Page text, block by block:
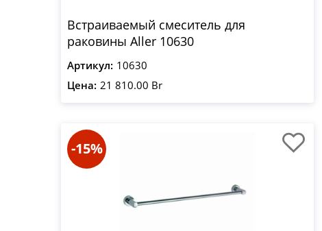
Встраиваемый смеситель для
раковины Aller 10630
Артикул: 10630
Цена: 21 810.00 Br
-15%